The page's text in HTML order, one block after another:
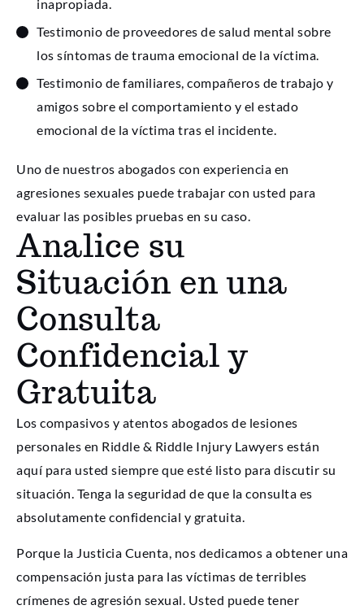
inapropiada.
Testimonio de proveedores de salud mental sobre
los síntomas de trauma emocional de la víctima.
Testimonio de familiares, compañeros de trabajo y
amigos sobre el comportamiento y el estado
emocional de la víctima tras el incidente.
Uno de nuestros abogados con experiencia en
agresiones sexuales puede trabajar con usted para
evaluar las posibles pruebas en su caso.
Analice su
Situación en una
Consulta
Confidencial y
Gratuita
Los compasivos y atentos abogados de lesiones
personales en Riddle & Riddle Injury Lawyers están
aquí para usted siempre que esté listo para discutir su
situación. Tenga la seguridad de que la consulta es
absolutamente confidencial y gratuita.
Porque la Justicia Cuenta, nos dedicamos a obtener una
compensación justa para las víctimas de terribles
crímenes de agresión sexual. Usted puede tener